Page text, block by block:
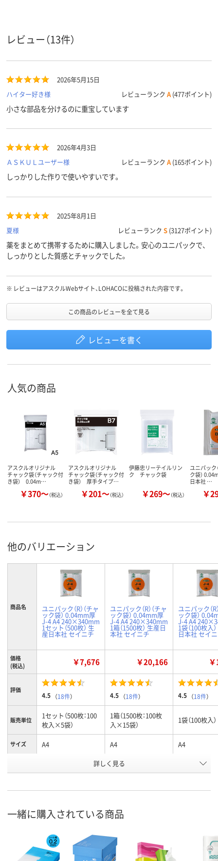
低密度ポリエチレ
ン、LDPE（ツルツル
エチレン、LDPE（ツ
LDPE（ツルツルタイ
エチレン、
アスクル
商品環境
スコア
25 25
レビュー（13件）
2026年5月15日
ハイター好き様
レビューランク A (477ポイント)
小さな部品を分けるのに重宝しています
2026年4月3日
ＡＳＫＵＬユーザー様
レビューランク A (165ポイント)
しっかりした作りで使いやすいです。
2025年8月1日
夏様
レビューランク S (3127ポイント)
薬をまとめて携帯するために購入しました。安心のユニパックで、
しっかりとした質感とチャックでした。
※ レビューはアスクルWebサイト、LOHACOに投稿された内容です。
この商品のレビューを全て見る
レビューを書く
人気の商品
アスクルオリジナル
チャック袋（チャック付
き袋） 0.04m…
￥370～（税込）
アスクルオリジナル
チャック袋（チャック付
き袋） 厚手タイプ…
￥201～（税込）
伊藤忠リーテイルリン
ク チャック袋
￥269～（税込）
ユニパック
ク袋）
日本社 …
￥
他のバリエーション
商品名 ユニパック（R）（チャ
ック袋） 0.04mm厚
J-4 A4 240×340mm
1セット（500枚） 生
産日本社 セイニチ
ユニパック（R）（チャ
ック袋） 0.04mm厚
J-4 A4 240×340mm
1箱（1500枚） 生産日
本社 セイニチ
ユニパック（R
ック袋）
J-4 A4
1袋（100枚入
日本社 セイ
価格
(税込)
￥7,676 ￥20,166
評価
4.5 （18件） 4.5 （18件） 4.5 （18件）
販売単位
1セット（500枚：100
枚入×5袋）
1箱（1500枚：100枚
入×15袋）
1袋（100枚入）
サイズ A4 A4 A4
5411896 7964288
8月8日（土）
カゴへ カゴへ カ
詳しく見る
一緒に購入されている商品